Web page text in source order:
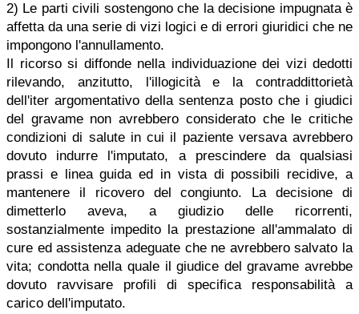
2) Le parti civili sostengono che la decisione impugnata è
affetta da una serie di vizi logici e di errori giuridici che ne
impongono l'annullamento.
Il ricorso si diffonde nella individuazione dei vizi dedotti
rilevando, anzitutto, l'illogicità e la contraddittorietà
dell'iter argomentativo della sentenza posto che i giudici
del gravame non avrebbero considerato che le critiche
condizioni di salute in cui il paziente versava avrebbero
dovuto indurre l'imputato, a prescindere da qualsiasi
prassi e linea guida ed in vista di possibili recidive, a
mantenere il ricovero del congiunto. La decisione di
dimetterlo aveva, a giudizio delle ricorrenti,
sostanzialmente impedito la prestazione all'ammalato di
cure ed assistenza adeguate che ne avrebbero salvato la
vita; condotta nella quale il giudice del gravame avrebbe
dovuto ravvisare profili di specifica responsabilità a
carico dell'imputato.